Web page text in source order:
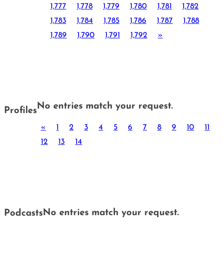
1,777
1,778 1,779 1,780 1,781
1,782
1,783
1,784 1,785 1,786 1,787
1,788
1,789
1,790 1,791 1,792 »
ProfilesNo entries match your request.
« 1 2 3 4 5 6 7 8 9 10
11
12
13 14
PodcastsNo entries match your request.